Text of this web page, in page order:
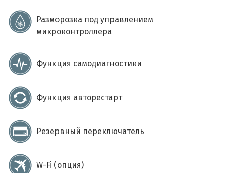
Разморозка под управлением
микроконтроллера
Функция самодиагностики
Функция авторестарт
Резервный переключатель
W-Fi (опция)